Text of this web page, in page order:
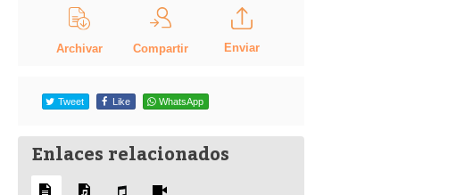
Archivar Compartir Enviar
Tweet Like WhatsApp
Enlaces relacionados